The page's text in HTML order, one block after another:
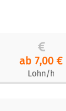
ab 7,00 €
Lohn/h